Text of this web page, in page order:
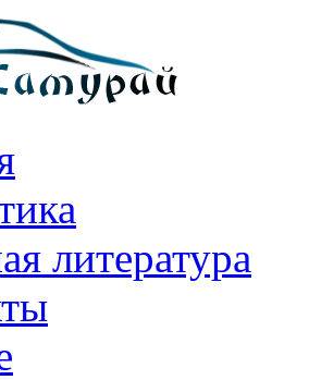
литература